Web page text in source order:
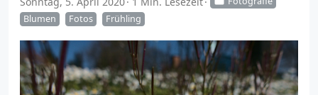
Blumen
Fotos Frühling